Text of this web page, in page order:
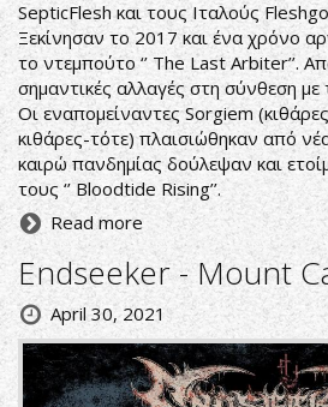
SepticFlesh και τους Ιταλούς
Ξεκίνησαν το 2017 και ένα χρόνο
το ντεμπούτο ‘’ The Last Arbiter’’.
σημαντικές αλλαγές στη σύνθεση
Οι εναπομείναντες Sorgiem
κιθάρες-τότε) πλαισιώθηκαν από
καιρώ πανδημίας δούλεψαν και
τους ‘’ Bloodtide Rising’’.
Read more
Endseeker - Mount
April 30, 2021